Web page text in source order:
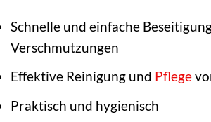
Schnelle und einfache
Verschmutzungen
Effektive Reinigung und Pflege
Praktisch und hygienisch